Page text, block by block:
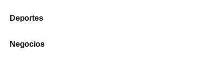
Deportes
Negocios